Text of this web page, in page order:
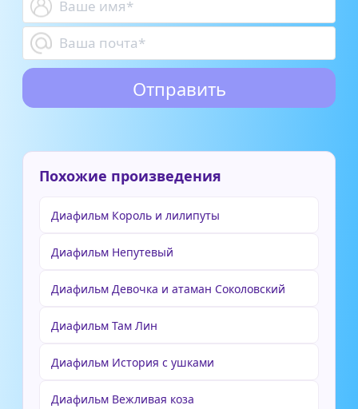
Похожие произведения
Диафильм Король и лилипуты
Диафильм Непутевый
Диафильм Девочка и атаман Соколовский
Диафильм Там Лин
Диафильм История с ушками
Диафильм Вежливая коза